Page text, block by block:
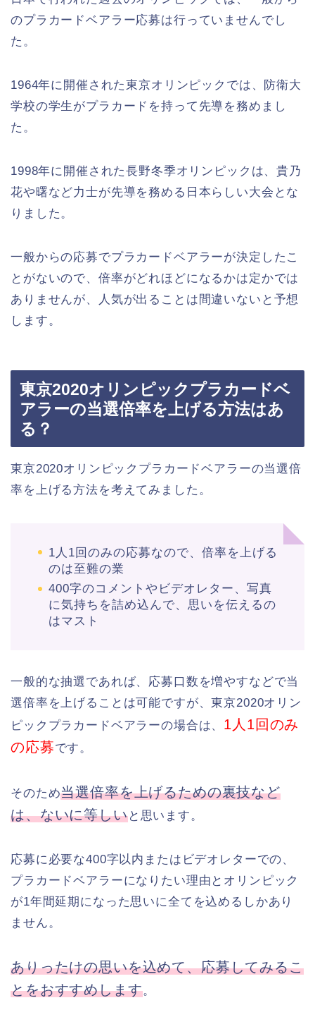
のプラカードベアラー応募は行っていませんでし
た。
1964年に開催された東京オリンピックでは、防衛大
学校の学生がプラカードを持って先導を務めまし
た。
1998年に開催された長野冬季オリンピックは、貴乃
花や曙など力士が先導を務める日本らしい大会とな
りました。
一般からの応募でプラカードベアラーが決定したこ
とがないので、倍率がどれほどになるかは定かでは
ありませんが、人気が出ることは間違いないと予想
します。
東京2020オリンピックプラカードベ
アラーの当選倍率を上げる方法はあ
る？
東京2020オリンピックプラカードベアラーの当選倍
率を上げる方法を考えてみました。
1人1回のみの応募なので、倍率を上げる
のは至難の業
400字のコメントやビデオレター、写真
に気持ちを詰め込んで、思いを伝えるの
はマスト
一般的な抽選であれば、応募口数を増やすなどで当
選倍率を上げることは可能ですが、東京2020オリン
ピックプラカードベアラーの場合は、 1人1回のみ
の応募です。
そのため当選倍率を上げるための裏技など
は、ないに等しいと思います。
応募に必要な400字以内またはビデオレターでの、
プラカードベアラーになりたい理由とオリンピック
が1年間延期になった思いに全てを込めるしかあり
ません。
ありったけの思いを込めて、応募してみるこ
とをおすすめします。